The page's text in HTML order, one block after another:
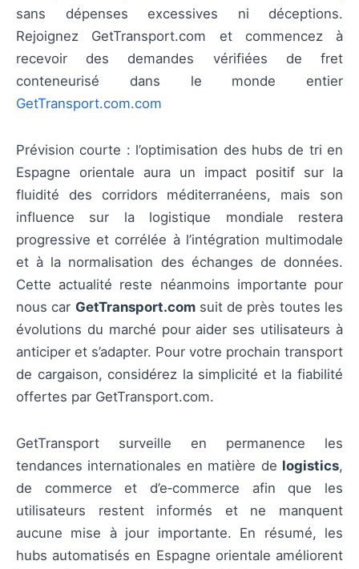
sans dépenses excessives ni déceptions.
Rejoignez GetTransport.com et commencez à
recevoir des demandes vérifiées de fret
conteneurisé dans le monde entier
GetTransport.com.com
Prévision courte : l’optimisation des hubs de tri en
Espagne orientale aura un impact positif sur la
fluidité des corridors méditerranéens, mais son
influence sur la logistique mondiale restera
progressive et corrélée à l’intégration multimodale
et à la normalisation des échanges de données.
Cette actualité reste néanmoins importante pour
nous car GetTransport.comsuit de près toutes les
évolutions du marché pour aider ses utilisateurs à
anticiper et s’adapter. Pour votre prochain transport
de cargaison, considérez la simplicité et la fiabilité
offertes par GetTransport.com.
GetTransport surveille en permanence les
tendances internationales en matière de logistics,
de commerce et d’e‑commerce afin que les
utilisateurs restent informés et ne manquent
aucune mise à jour importante. En résumé, les
hubs automatisés en Espagne orientale améliorent